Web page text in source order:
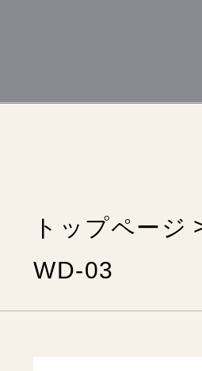
トップページ
WD-03